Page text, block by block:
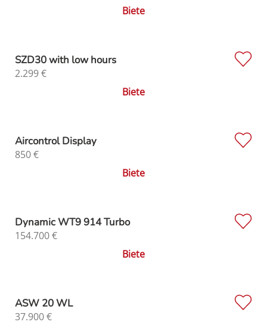
Biete
SZD30 with low hours
2.299€
Biete
Aircontrol Display
850€
Biete
Dynamic WT9 914 Turbo
154.700€
Biete
ASW 20 WL
37.900€